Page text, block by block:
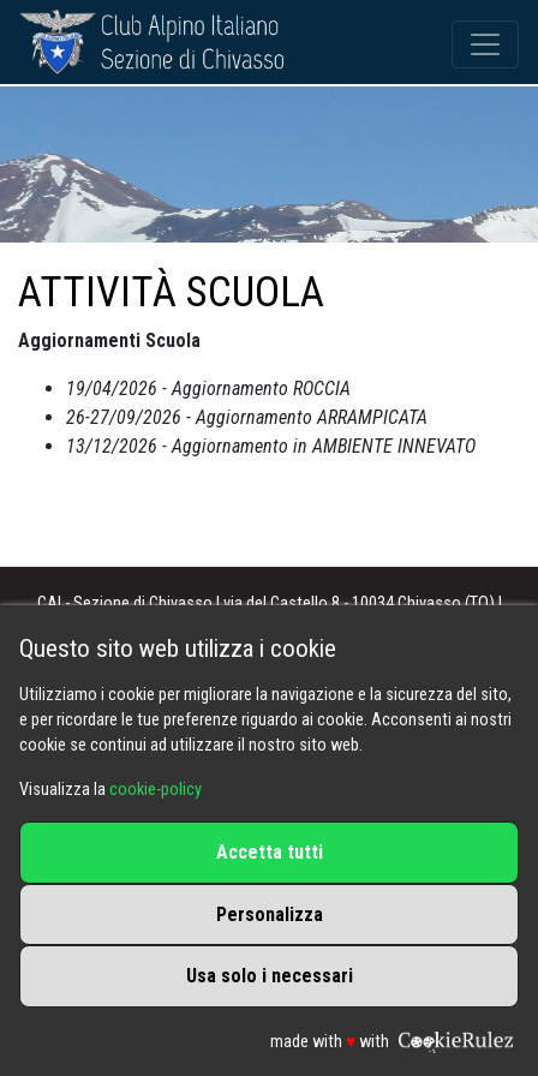
ATTIVITÀ SCUOLA
Aggiornamenti Scuola
19/04/2026 - Aggiornamento ROCCIA
26-27/09/2026 - Aggiornamento ARRAMPICATA
13/12/2026 - Aggiornamento in AMBIENTE INNEVATO
CAI - Sezione di Chivasso | via del Castello 8 - 10034 Chivasso (TO) |
informativa privacy|cookie |area riservata
Questo sito web utilizza i cookie
Utilizziamo i cookie per migliorare la navigazione e la sicurezza del sito,
e per ricordare le tue preferenze riguardo ai cookie. Acconsenti ai nostri
cookie se continui ad utilizzare il nostro sito web.
Visualizza lacookie-policy
Usa solo i necessari
Personalizza
Accetta tutti
made with ♥with